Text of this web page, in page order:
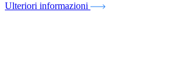
Ulteriori informazioni